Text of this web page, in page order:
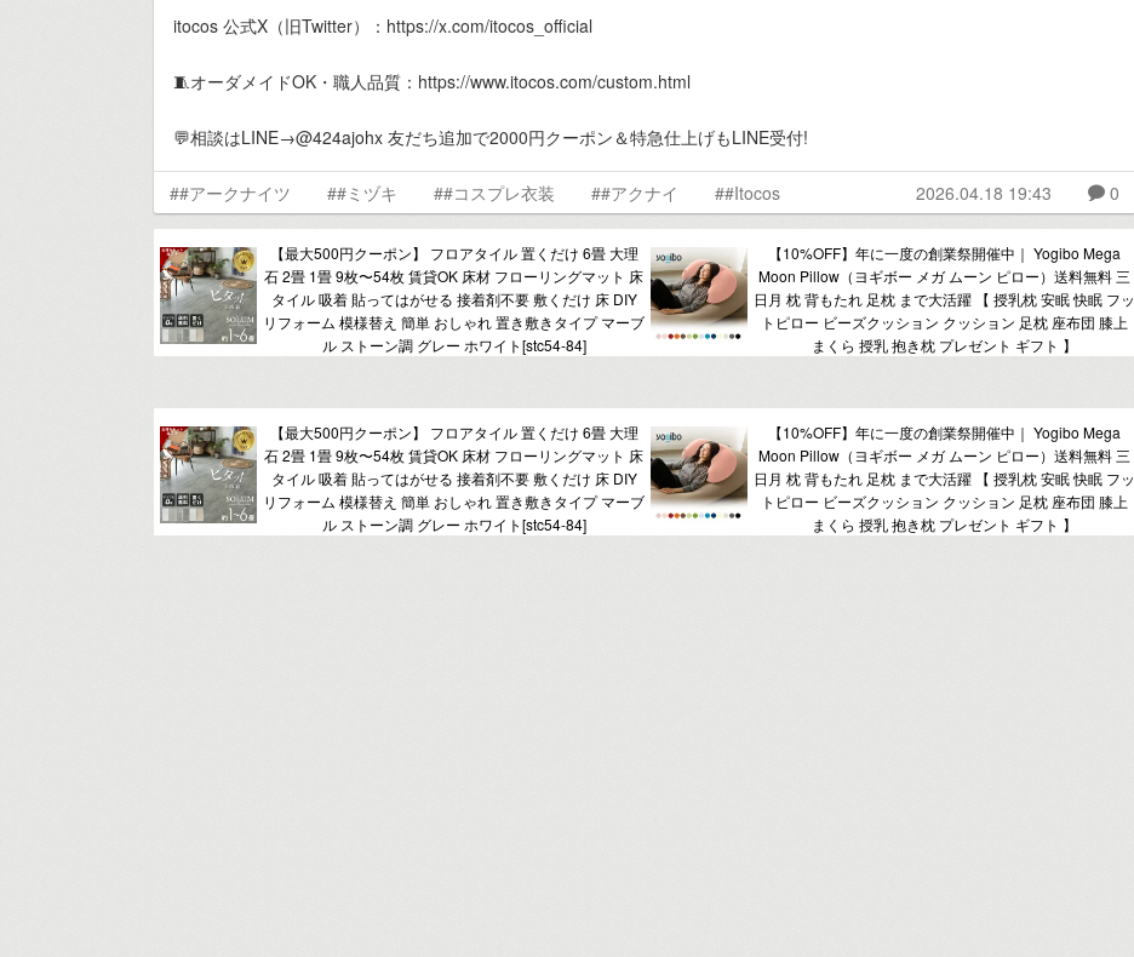
itocos 公式X（旧Twitter）：https://x.com/itocos_official
🧵オーダメイドOK・職人品質：https://www.itocos.com/custom.html
💬相談はLINE→@424ajohx 友だち追加で2000円クーポン＆特急仕上げもLINE受付!
##アークナイツ ##ミヅキ ##コスプレ衣装 ##アクナイ ##Itocos 2026.04.18 19:43 0
【最大500円クーポン】 フロアタイル 置くだけ 6畳 大理
石 2畳 1畳 9枚〜54枚 賃貸OK 床材 フローリングマット 床
タイル 吸着 貼ってはがせる 接着剤不要 敷くだけ 床 DIY
リフォーム 模様替え 簡単 おしゃれ 置き敷きタイプ マーブ
ル ストーン調 グレー ホワイト[stc54-84]
【10%OFF】年に一度の創業祭開催中｜ Yogibo Mega
Moon Pillow（ヨギボー メガ ムーン ピロー）送料無料 三
日月 枕 背もたれ 足枕 まで大活躍 【 授乳枕 安眠 快眠 フッ
トピロー ビーズクッション クッション 足枕 座布団 膝上
まくら 授乳 抱き枕 プレゼント ギフト 】
【最大500円クーポン】 フロアタイル 置くだけ 6畳 大理
石 2畳 1畳 9枚〜54枚 賃貸OK 床材 フローリングマット 床
タイル 吸着 貼ってはがせる 接着剤不要 敷くだけ 床 DIY
リフォーム 模様替え 簡単 おしゃれ 置き敷きタイプ マーブ
ル ストーン調 グレー ホワイト[stc54-84]
【10%OFF】年に一度の創業祭開催中｜ Yogibo Mega
Moon Pillow（ヨギボー メガ ムーン ピロー）送料無料 三
日月 枕 背もたれ 足枕 まで大活躍 【 授乳枕 安眠 快眠 フッ
トピロー ビーズクッション クッション 足枕 座布団 膝上
まくら 授乳 抱き枕 プレゼント ギフト 】